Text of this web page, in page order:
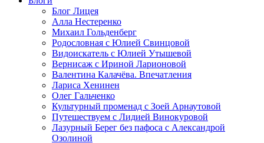
Блог Лицея
Алла Нестеренко
Михаил Гольденберг
Родословная с Юлией Свинцовой
Видоискатель с Юлией Утышевой
Вернисаж с Ириной Ларионовой
Валентина Калачёва. Впечатления
Лариса Хенинен
Олег Гальченко
Культурный променад с Зоей Арнаутовой
Путешествуем с Лидией Винокуровой
Лазурный Берег без пафоса с Александрой
Озолиной